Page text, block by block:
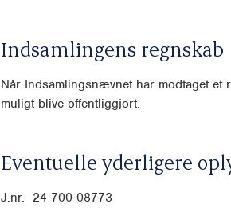
Indsamlingens regnskab
Når Indsamlingsnævnet har modtaget
muligt blive offentliggjort.
Eventuelle yderligere
J.nr. 24-700-08773